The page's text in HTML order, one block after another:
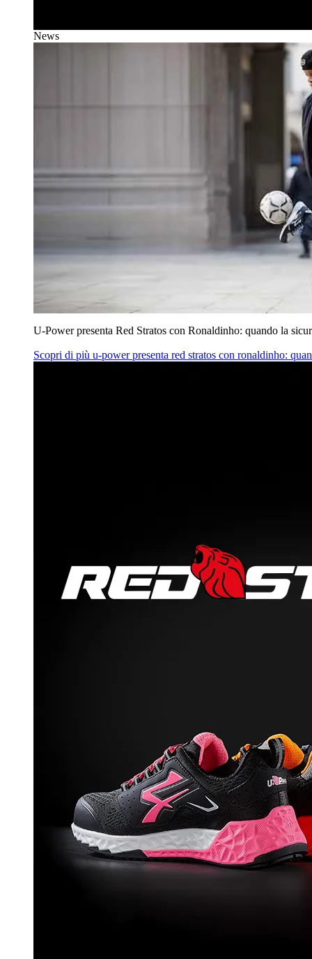
News
U‑Power presenta Red Stratos con Ronaldinho: quando la
Scopri di più u‑power presenta red stratos con ronaldinho: